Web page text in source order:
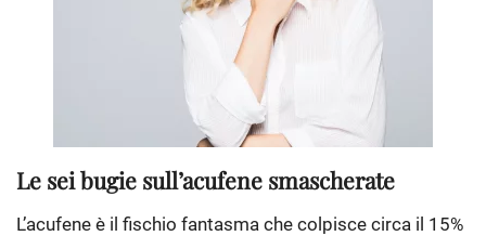
Le sei bugie sull’acufene smascherate
L’acufene è il fischio fantasma che colpisce circa il 15%